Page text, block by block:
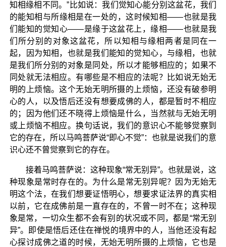
知相缘相不同。”比如说：我们觉知心能分别这盆花，我们
的能知相与所缘相是在一处的，这时候知相——也就是我
们能知的觉知心——是缘于这盆花上，缘相——也就是我
们所分别的对象这盆花，所以知相与缘相两者是同在一
起，因为知相，也就是我们能知的觉知心，与缘相，也就
是我们所分别的对象是同处，所以才能够相应的；如果不
同处就无法相应。有哪些是不相应的法呢？比如说无始无
明的上烦恼。这个无始无明所摄的上烦恼，还没有破参明
心的人，以及悟后还没有想要成佛的人，都是暂时不相应
的；因为他们还不晓得上烦恼是什么，当然就与无始无明
或上烦恼不相应。换句话说，我们的意识心不能够觉察到
它的存在，所以马鸣菩萨说“即心不觉”：也就是说我们的意
识心还不曾觉察到它的存在。
接着马鸣菩萨说：这种现象“常无别异”。也就是说，这
种现象是常时存在的。为什么是常无别异呢？因为无始无
明这个法，在我们想要证悟明心，想要求证法界的真实相
以前，它在成佛前是一直存在的，不曾一时不在；这种现
象是常，一切众生都不会有别的状况或不同，都是“常无别
异”。即使是悟后还住在禅悦的境界中的人，当他还没有起
心探讨成佛之道的时候，无始无明所摄的上烦恼，它也是